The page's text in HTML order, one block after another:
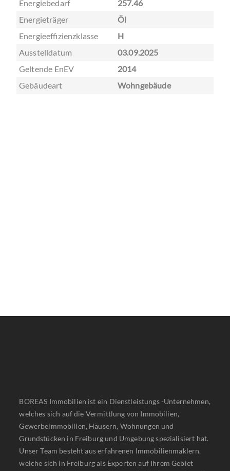
Energiebedarf
257.46
Energieträger
Öl
Energieeffizienzklasse
H
Ausstelldatum
03.09.2025
Geltende EnEV
2014
Gebäudeart
Wohngebäude
BOREAS Immobilien ist ein Dienstleistungs -Unternehmen,
welches sich auf die Vermittlung von Immobilien,
Gewerbeimmobilien, Häusern, Wohnungen und
Grundstücken in Freiburg und Umgebung spezialisiert hat.
Unser Team besteht aus erfahrenen Immobilienmaklern,
welche sich in Freiburg als Experten auf Ihrem Gebiet